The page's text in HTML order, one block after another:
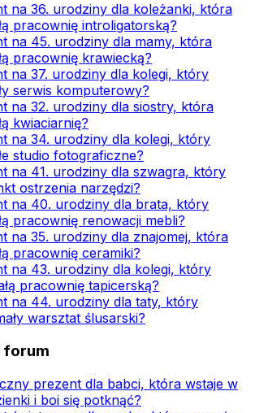
na 36. urodziny dla koleżanki, która
pracownię introligatorską?
na 45. urodziny dla mamy, która
pracownię krawiecką?
na 37. urodziny dla kolegi, który
serwis komputerowy?
na 32. urodziny dla siostry, która
kwiaciarnię?
na 34. urodziny dla kolegi, który
studio fotograficzne?
na 41. urodziny dla szwagra, który
ostrzenia narzędzi?
na 40. urodziny dla brata, który
pracownię renowacji mebli?
na 35. urodziny dla znajomej, która
pracownię ceramiki?
na 43. urodziny dla kolegi, który
pracownię tapicerską?
na 44. urodziny dla taty, który
warsztat ślusarski?
forum
prezent dla babci, która wstaje w
i boi się potknąć?